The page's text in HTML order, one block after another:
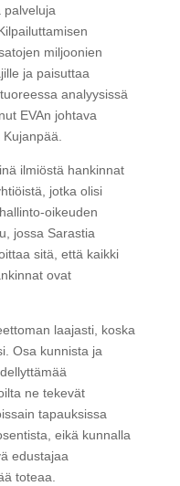
palveluja
miljoonien
ja paisuttaa
analyysissä
EVAn johtava
ilmiöstä hankinnat
jotka olisi
oikeuden
jossa Sarastia
sitä, että kaikki
ovat
laajasti, koska
Osa kunnista ja
ne tekevät
tapauksissa
eikä kunnalla
edustajaa
toteaa.